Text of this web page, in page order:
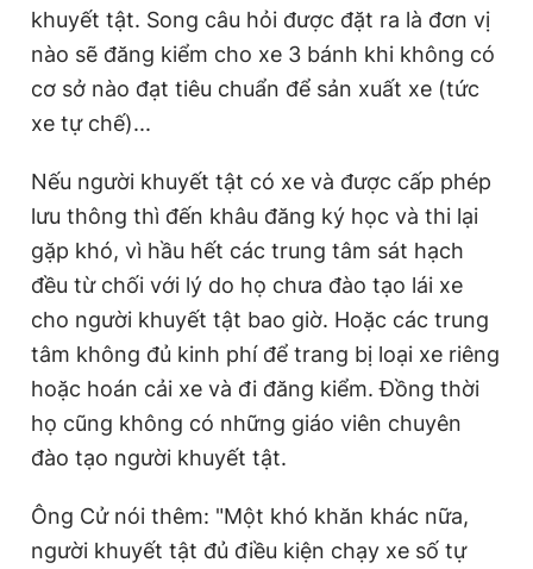
khuyết tật. Song câu hỏi được đặt ra là đơn vị
nào sẽ đăng kiểm cho xe 3 bánh khi không có
cơ sở nào đạt tiêu chuẩn để sản xuất xe (tức
xe tự chế)...
Nếu người khuyết tật có xe và được cấp phép
lưu thông thì đến khâu đăng ký học và thi lại
gặp khó, vì hầu hết các trung tâm sát hạch
đều từ chối với lý do họ chưa đào tạo lái xe
cho người khuyết tật bao giờ. Hoặc các trung
tâm không đủ kinh phí để trang bị loại xe riêng
hoặc hoán cải xe và đi đăng kiểm. Đồng thời
họ cũng không có những giáo viên chuyên
đào tạo người khuyết tật.
Ông Cử nói thêm: "Một khó khăn khác nữa,
người khuyết tật đủ điều kiện chạy xe số tự